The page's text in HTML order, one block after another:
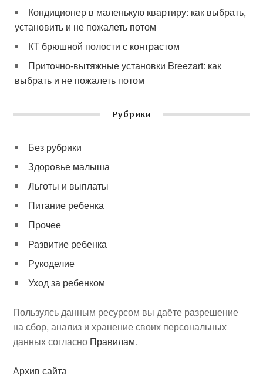
Кондиционер в маленькую квартиру: как выбрать,
установить и не пожалеть потом
КТ брюшной полости с контрастом
Приточно-вытяжные установки Breezart: как
выбрать и не пожалеть потом
Рубрики
Без рубрики
Здоровье малыша
Льготы и выплаты
Питание ребенка
Прочее
Развитие ребенка
Рукоделие
Уход за ребенком
Пользуясь данным ресурсом вы даёте разрешение
на сбор, анализ и хранение своих персональных
данных согласно Правилам.
Архив сайта